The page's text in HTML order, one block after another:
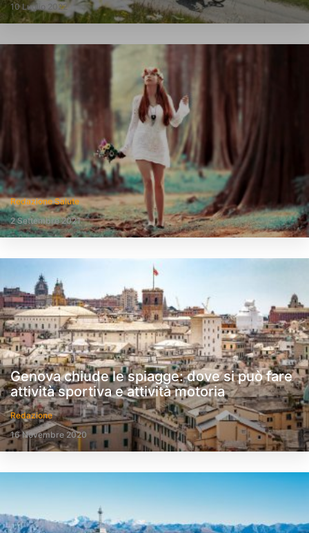
10 Luglio 2022
Redazione Salute
2 Settembre 2021
Genova chiude le spiagge: dove si può fare
attività sportiva e attività motoria
Redazione
16 Novembre 2020